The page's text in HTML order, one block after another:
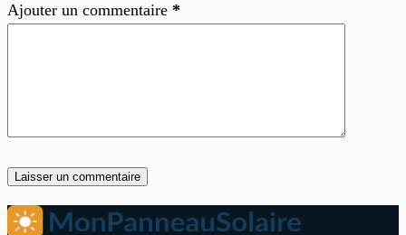
Ajouter un commentaire *
Laisser un commentaire